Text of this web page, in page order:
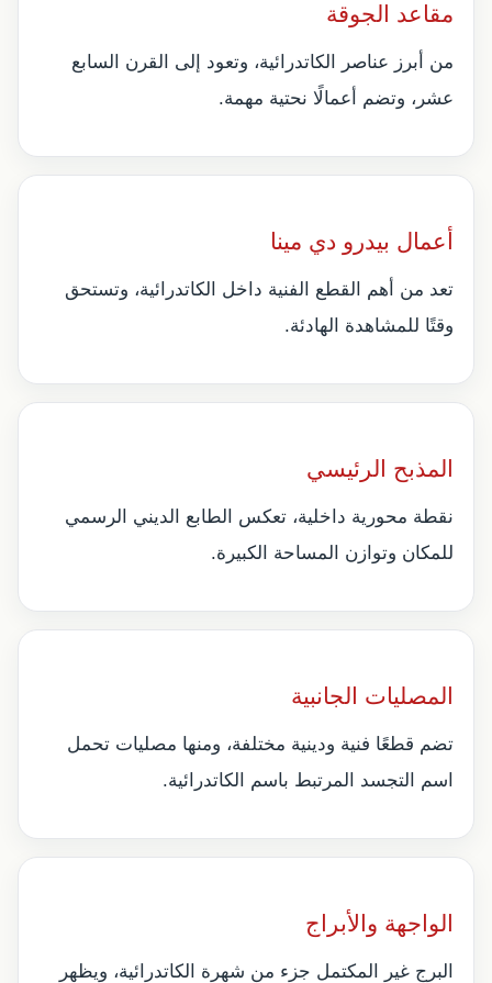
مقاعد الجوقة
من أبرز عناصر الكاتدرائية، وتعود إلى القرن السابع
عشر، وتضم أعمالًا نحتية مهمة.
أعمال بيدرو دي مينا
تعد من أهم القطع الفنية داخل الكاتدرائية، وتستحق
وقتًا للمشاهدة الهادئة.
المذبح الرئيسي
نقطة محورية داخلية، تعكس الطابع الديني الرسمي
للمكان وتوازن المساحة الكبيرة.
المصليات الجانبية
تضم قطعًا فنية ودينية مختلفة، ومنها مصليات تحمل
اسم التجسد المرتبط باسم الكاتدرائية.
الواجهة والأبراج
البرج غير المكتمل جزء من شهرة الكاتدرائية، ويظهر